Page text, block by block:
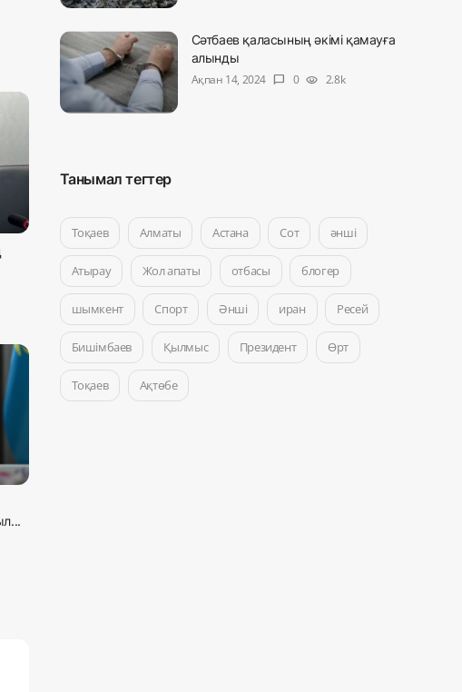
Сәтбаев қаласының әкімі қамауға
алынды
Ақпан 14, 2024
chat_bubble 0 visibility 2.8k
Танымал тегтер
Тоқаев Алматы Астана Сот әнші
Атырау Жол апаты отбасы блогер
шымкент Спорт Әнші иран Ресей
Бишімбаев Қылмыс Президент Өрт
Тоқаев Ақтөбе